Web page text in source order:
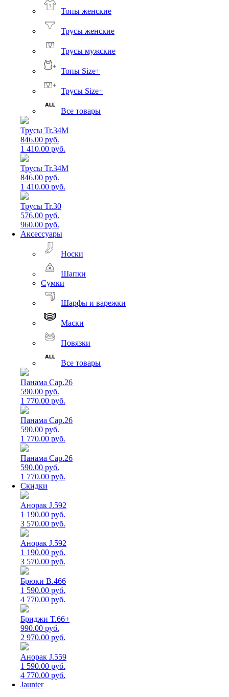
Топы женские
Трусы женские
Трусы мужские
Топы Size+
Трусы Size+
Все товары
Трусы Tr.34M
846.00 руб.
1 410.00 руб.
Трусы Tr.34M
846.00 руб.
1 410.00 руб.
Трусы Tr.30
576.00 руб.
960.00 руб.
Аксессуары
Носки
Шапки
Сумки
Шарфы и варежки
Маски
Повязки
Все товары
Панама Cap.26
590.00 руб.
1 770.00 руб.
Панама Cap.26
590.00 руб.
1 770.00 руб.
Панама Cap.26
590.00 руб.
1 770.00 руб.
Скидки
Анорак J.592
1 190.00 руб.
3 570.00 руб.
Анорак J.592
1 190.00 руб.
3 570.00 руб.
Брюки B.466
1 590.00 руб.
4 770.00 руб.
Бриджи T.66+
990.00 руб.
2 970.00 руб.
Анорак J.559
1 590.00 руб.
4 770.00 руб.
Jaunter